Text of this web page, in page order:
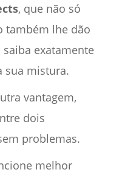
, que não só
também lhe dão
exatamente
sua mistura.
vantagem,
dois
problemas.
melhor